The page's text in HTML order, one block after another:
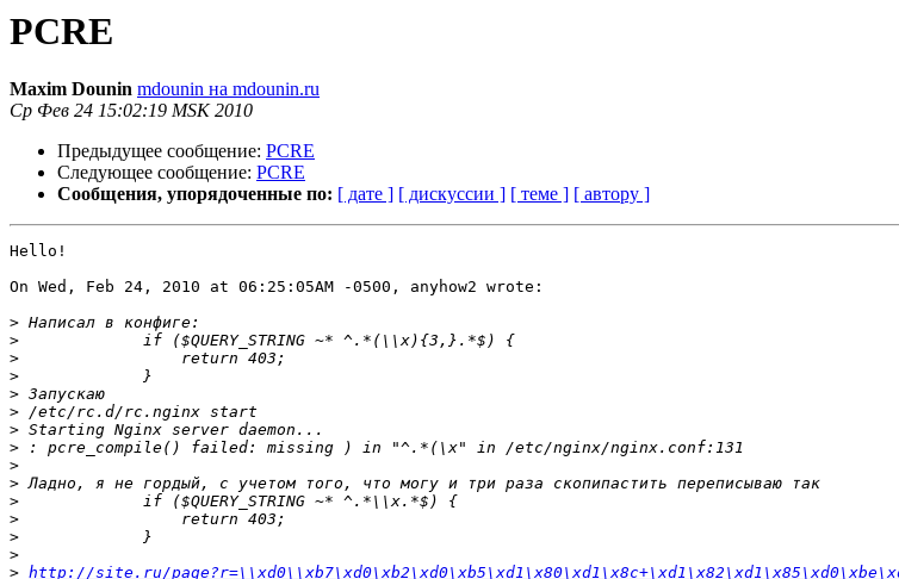
PCRE
Maxim Dounin mdounin на mdounin.ru
Ср Фев 24 15:02:19 MSK 2010
Предыдущее сообщение: PCRE
Следующее сообщение: PCRE
Сообщения, упорядоченные по: [ дате ] [ дискуссии ] [ теме ] [ автору ]
Hello!
On Wed, Feb 24, 2010 at 06:25:05AM -0500, anyhow2 wrote:
>
>
>
>
>
>
>
>
>
>
>
>
>
>
> http://site.ru/